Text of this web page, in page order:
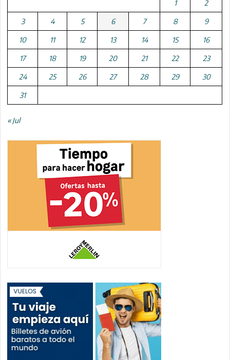
1 2
3 4 5 6 7 8 9
10 11 12 13 14 15 16
17 18 19 20 21 22 23
24 25 26 27 28 29 30
31
« Jul